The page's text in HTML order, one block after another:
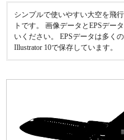
シンプルで使いやすい大空を飛
トです。 画像データとEPSデー
いください。 EPSデータは多く
Illustrator 10で保存しています。